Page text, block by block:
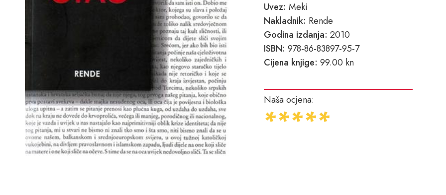
Uvez: Meki
Nakladnik: Rende
Godina izdanja: 2010
ISBN: 978-86-83897-95-7
Cijena knjige: 99.00 kn
Naša ocjena: